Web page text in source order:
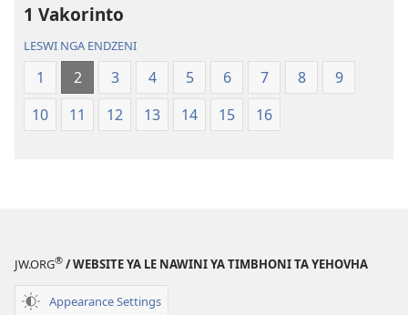
Misava
Misava
Leyintshwa
1 Vakorinto
LESWI NGA ENDZENI
1 2 3 4 5 6 7 8
9
10
11 12 13 14 15 16
JW.ORG® / WEBSITE YA LE NAWINI YA TIMBHONI TA YEHOVHA
Appearance Settings